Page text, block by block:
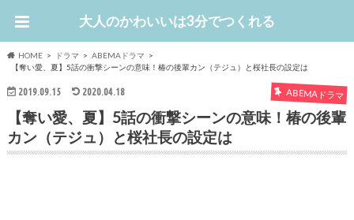
大人のかわいいは3分でつくれる
HOME ドラマ
ABEMAドラマ
【奪い愛、夏】5話の衝撃シーンの意味！椿の後輩カン（テジュ）と桜社長の設定は
2019.09.15 2020.04.18 ABEMAドラマ
【奪い愛、夏】5話の衝撃シーンの意味！椿の後輩
カン（テジュ）と桜社長の設定は